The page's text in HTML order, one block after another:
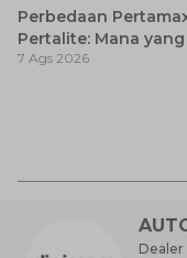
Perbedaan
Pertalite: Mana
Baik untuk Mobil
7 Ags 2026
Dealer